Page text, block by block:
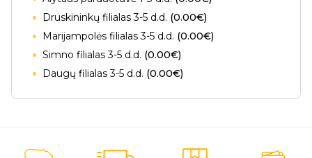
Druskininkų filialas 3-5 d.d. (0.00€)
Marijampolės filialas 3-5 d.d. (0.00€)
Simno filialas 3-5 d.d. (0.00€)
Daugų filialas 3-5 d.d. (0.00€)